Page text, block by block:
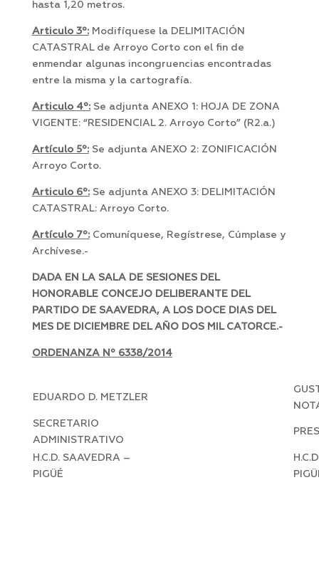
hasta 1,20 metros.
Articulo 3º:Modifíquese la DELIMITACIÓN
CATASTRAL de Arroyo Corto con el fin de
enmendar algunas incongruencias encontradas
entre la misma y la cartografía.
Articulo 4º:Se adjunta ANEXO 1: HOJA DE ZONA
VIGENTE: “RESIDENCIAL 2. Arroyo Corto” (R2.a.)
Artículo 5º:Se adjunta ANEXO 2: ZONIFICACIÓN
Arroyo Corto.
Articulo 6º:Se adjunta ANEXO 3: DELIMITACIÓN
CATASTRAL: Arroyo Corto.
Artículo 7º:Comuníquese, Regístrese, Cúmplase y
Archívese.-
DADA EN LA SALA DE SESIONES DEL
HONORABLE CONCEJO DELIBERANTE DEL
PARTIDO DE SAAVEDRA, A LOS DOCE DIAS DEL
MES DE DICIEMBRE DEL AÑO DOS MIL CATORCE.-
ORDENANZA Nº 6338/2014
EDUARDO D. METZLER
SECRETARIO
ADMINISTRATIVO
H.C.D. SAAVEDRA –
PIGÜÉ